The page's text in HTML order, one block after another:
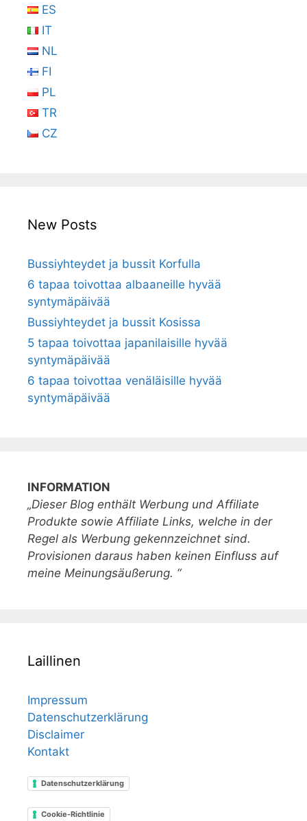
ES
IT
NL
FI
PL
TR
CZ
New Posts
Bussiyhteydet ja bussit Korfulla
6 tapaa toivottaa albaaneille hyvää
syntymäpäivää
Bussiyhteydet ja bussit Kosissa
5 tapaa toivottaa japanilaisille hyvää
syntymäpäivää
6 tapaa toivottaa venäläisille hyvää
syntymäpäivää
INFORMATION
„Dieser Blog enthält Werbung und Affiliate
Produkte sowie Affiliate Links, welche in der
Regel als Werbung gekennzeichnet sind.
Provisionen daraus haben keinen Einfluss auf
meine Meinungsäußerung. “
Laillinen
Impressum
Datenschutzerklärung
Disclaimer
Kontakt
Datenschutzerklärung
Cookie-Richtlinie